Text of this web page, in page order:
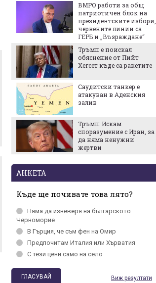
ВМРО работи за общ
патриотичен блок на
президентските избори,
червените линии са
ГЕРБ и „Възраждане“
Тръмп е поискал
обяснение от Пийт
Хегсет къде са ракетите
Саудитски танкер е
атакуван в Аденския
залив
Тръмп: Искам
споразумение с Иран, за
да няма ненужни
жертви
АНКЕТА
Къде ще почивате това лято?
Няма да изневеря на българското
Черномориe
В Гърция, че съм фен на Омир
Предпочитам Италия или Хърватия
С тези цени само на село
Виж резултати